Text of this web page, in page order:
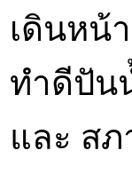
เดินหน้
ทำดีปั
และ ส